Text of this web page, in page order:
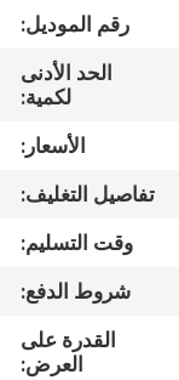
جولة
المعمل
ضبط
الجودة
اتصل
رقم الموديل:
الحد الأدنى
لكمية:
الأسعار:
تفاصيل التغليف:
وقت التسليم:
شروط الدفع:
القدرة على
العرض: